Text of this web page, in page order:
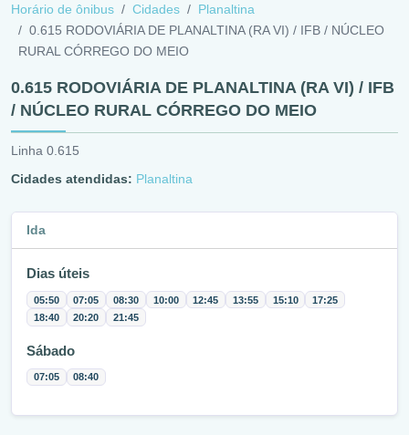
Horário de ônibus Cidades
Planaltina
0.615 RODOVIÁRIA DE PLANALTINA (RA VI) / IFB / NÚCLEO
RURAL CÓRREGO DO MEIO
0.615 RODOVIÁRIA DE PLANALTINA (RA VI) / IFB
/ NÚCLEO RURAL CÓRREGO DO MEIO
Linha 0.615
Cidades atendidas: Planaltina
Ida
Dias úteis
05:50 07:05 08:30 10:00 12:45 13:55 15:10
17:25
18:40
20:20 21:45
Sábado
07:05 08:40